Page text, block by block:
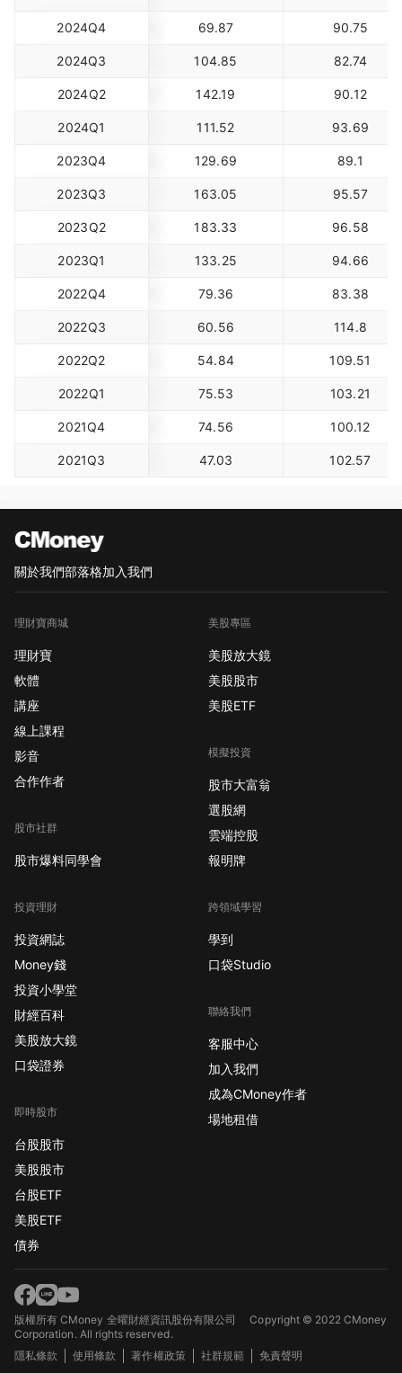
2024Q4 69.87 90.75
2024Q3 104.85 82.74
2024Q2 142.19 90.12
2024Q1 111.52 93.69
2023Q4 129.69 89.1
2023Q3 163.05 95.57
2023Q2 183.33 96.58
2023Q1 133.25 94.66
2022Q4 79.36 83.38
2022Q3 60.56 114.8
2022Q2 54.84 109.51
2022Q1 75.53 103.21
2021Q4 74.56 100.12
2021Q3 47.03 102.57
關於我們部落格加入我們
理財寶商城
理財寶
軟體
講座
線上課程
影音
合作作者
股市社群
股市爆料同學會
投資理財
投資網誌
Money錢
投資小學堂
財經百科
美股放大鏡
口袋證券
即時股市
台股股市
美股股市
台股ETF
美股ETF
債券
美股專區
美股放大鏡
美股股市
美股ETF
模擬投資
股市大富翁
選股網
雲端控股
報明牌
跨領域學習
學到
口袋Studio
聯絡我們
客服中心
加入我們
成為CMoney作者
場地租借
版權所有 CMoney 全曜財經資訊股份有限公司Copyright © 2022 CMoney
Corporation. All rights reserved.
隱私條款
使用條款 著作權政策 社群規範 免責聲明